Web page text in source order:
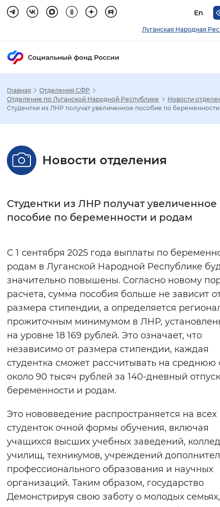
En
Луганская Народная
Настройка режима отображения
Стандартный Увеличенный
Без засечек
Нормальный Увеличенный
Цвет сайта
Синий фон
Изображения
Включены Выключены
Звуковой ассистент
Воспроизвести Остановить
Вернуть стандартные настройки
Главная
Отделения СФР
Отделение по Луганской Народной Республике
Новости
Студентки из ЛНР получат увеличенное пособие по
Новости отделения
Студентки из ЛНР получат увеличенное
пособие по беременности и родам
С 1 сентября 2025 года выплаты по
родам в Луганской Народной Республике
значительно повышены. Согласно новому
расчета, сумма пособия больше не зависит
размера стипендии, а определяется
прожиточным минимумом в ЛНР,
на уровне 18 169 рублей. Это означает, что
независимо от размера стипендии, каждая
студентка сможет рассчитывать на среднюю
около 90 тысяч рублей за 140-дневный
беременности и родам.
Это нововведение распространяется на всех
студенток очной формы обучения, включая
учащихся высших учебных заведений,
училищ, техникумов, учреждений
профессионального образования и научных
организаций. Таким образом, государство
Демонстрируя свою заботу о молодых семьях,